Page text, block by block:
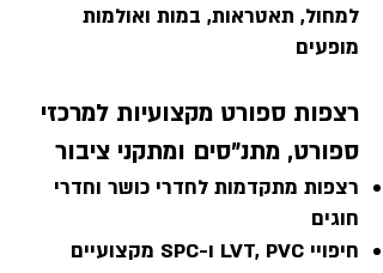
למחול, תאטראות, במות ואולמות
מופעים
רצפות ספורט מקצועיות למרכזי
ספורט, מתנ״סים ומתקני ציבור
רצפות מתקדמות לחדרי כושר וחדרי
חוגים
חיפויי LVT, PVC ו-SPC מקצועיים